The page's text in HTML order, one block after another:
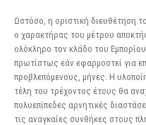
Ωστόσο, η οριστική διευθέτηση
ο χαρακτήρας του μέτρου
ολόκληρο τον κλάδο του
πρωτίστως εάν εφαρμοστεί για
προβλεπόμενους, μήνες. Η
τέλη του τρέχοντος έτους θα
πολυεπίπεδες αρνητικές
τις αναγκαίες συνθήκες στους